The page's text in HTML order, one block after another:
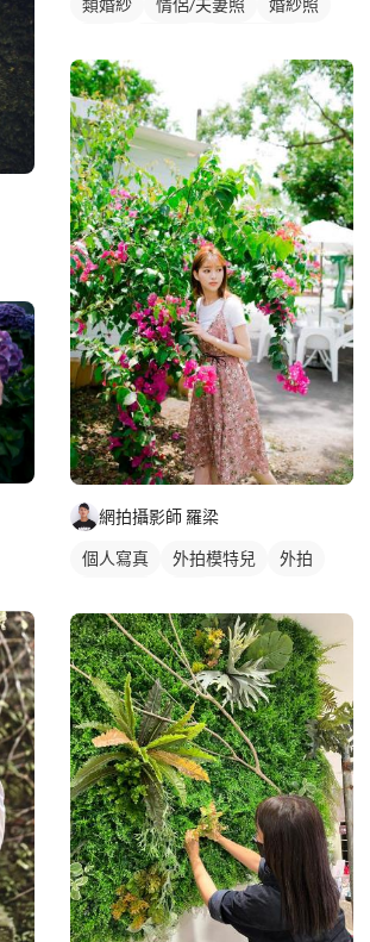
類婚紗 情侶/夫妻照
婚紗照
藝術照
網拍攝影師 羅梁
個人寫真 外拍模特兒
外拍